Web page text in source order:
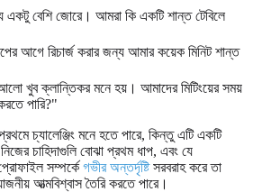
একটু বেশি জোরে। আমরা কি একটি শান্ত টেবিলে
আগে রিচার্জ করার জন্য আমার কয়েক মিনিট শান্ত
খুব ক্লান্তিকর মনে হয়। আমাদের মিটিংয়ের সময়
পারি?"
চ্যালেঞ্জিং মনে হতে পারে, কিন্তু এটি একটি
চাহিদাগুলি বোঝা প্রথম ধাপ, এবং যে
সম্পর্কে গভীর অন্তর্দৃষ্টিসরবরাহ করে তা
আত্মবিশ্বাস তৈরি করতে পারে।